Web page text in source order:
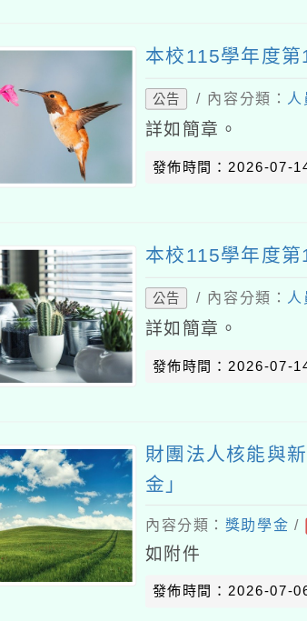
本校115學年度
公告 / 內容分類： 人
詳如簡章。
發佈時間：2026-07-
本校115學年度
公告 / 內容分類： 人
詳如簡章。
發佈時間：2026-07-
財團法人核能與
金」
內容分類： 獎助學金 /
如附件
發佈時間：2026-07-